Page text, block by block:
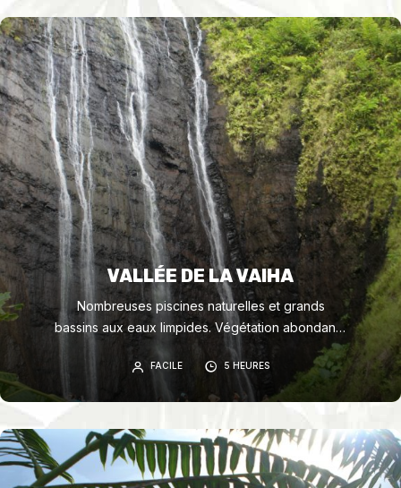
VALLÉE DE LA VAIHA
Nombreuses piscines naturelles et grands
bassins aux eaux limpides. Végétation abondante
et variée. Faible dénivelé.
FACILE 5 HEURES